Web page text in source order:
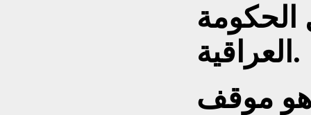
العراقية.
هو موقف